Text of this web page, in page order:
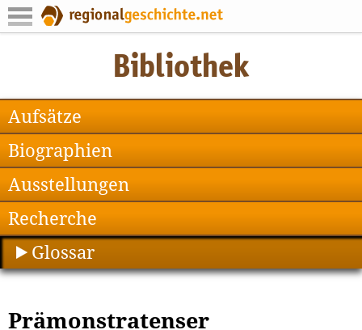
Aufsätze
Biographien
Ausstellungen
Recherche
Glossar
Prämonstratenser